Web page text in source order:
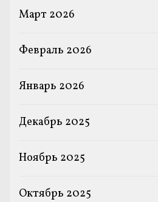
Март 2026
Февраль 2026
Январь 2026
Декабрь 2025
Ноябрь 2025
Октябрь 2025